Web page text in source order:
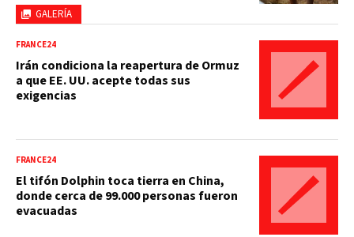
GALERÍA
FRANCE24
Irán condiciona la reapertura de Ormuz
a que EE. UU. acepte todas sus
exigencias
FRANCE24
El tifón Dolphin toca tierra en China,
donde cerca de 99.000 personas fueron
evacuadas